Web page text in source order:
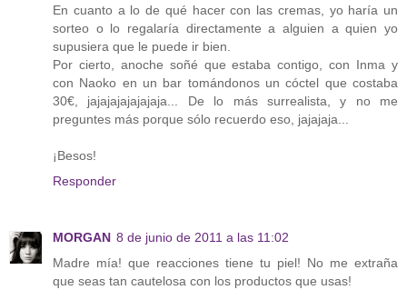
En cuanto a lo de qué hacer con las cremas, yo haría un
sorteo o lo regalaría directamente a alguien a quien yo
supusiera que le puede ir bien.
Por cierto, anoche soñé que estaba contigo, con Inma y
con Naoko en un bar tomándonos un cóctel que costaba
30€, jajajajajajajaja... De lo más surrealista, y no me
preguntes más porque sólo recuerdo eso, jajajaja...
¡Besos!
Responder
MORGAN 8 de junio de 2011 a las 11:02
Madre mía! que reacciones tiene tu piel! No me extraña
que seas tan cautelosa con los productos que usas!